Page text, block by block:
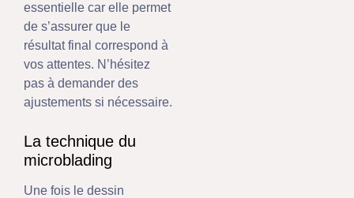
essentielle car elle permet
de s’assurer que le
résultat final correspond à
vos attentes. N’hésitez
pas à demander des
ajustements si nécessaire.
La technique du
microblading
Une fois le dessin